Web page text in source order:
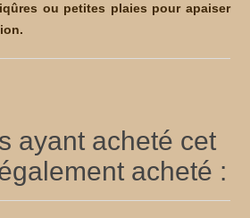
ou petites plaies pour apaiser
ayant acheté cet
acheté :